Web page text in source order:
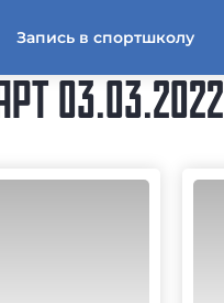
Запись в спортшколу
03.03.2022